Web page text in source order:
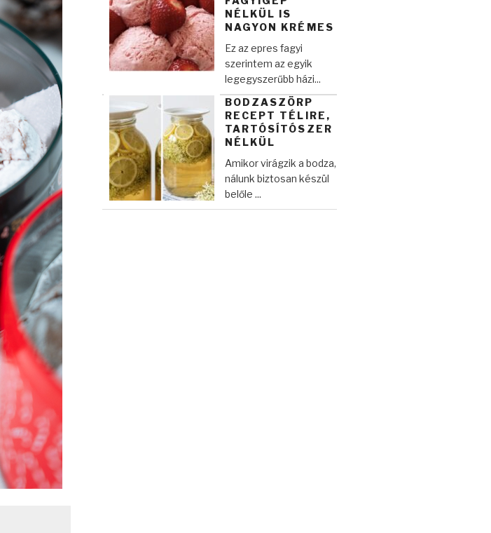
NÉLKÜL IS
NAGYON KRÉMES
Ez az epres fagyi
szerintem az egyik
legegyszerűbb házi...
BODZASZÖRP
RECEPT TÉLIRE,
TARTÓSÍTÓSZER
NÉLKÜL
Amikor virágzik a bodza,
nálunk biztosan készül
belőle ...